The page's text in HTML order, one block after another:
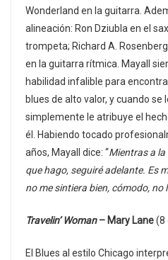
Wonderland en la guitarra.
alineación: Ron Dziubla en el
trompeta; Richard A.
en la guitarra rítmica. Mayall
habilidad infalible para
blues de alto valor, y cuando se
simplemente le atribuye el
él. Habiendo tocado
años, Mayall dice: “Mientras a
que hago, seguiré adelante. Es
no me sintiera bien, cómodo, no
Travelin’ Woman– Mary Lane(8
El Blues al estilo Chicago